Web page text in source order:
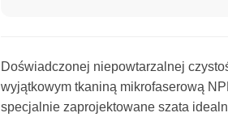
Doświadczonej niepowtarzalnej
wyjątkowym tkaniną mikrofaserową
specjalnie zaprojektowane szata